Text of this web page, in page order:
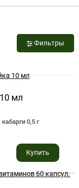
Фильтры
мл
0,5 г
Купить